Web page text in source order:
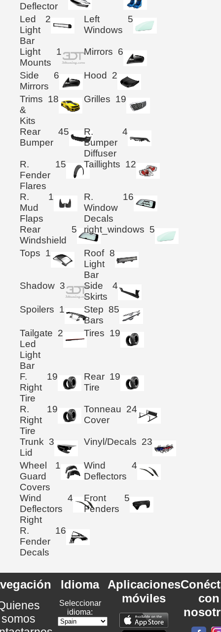
Deflector
Led
Light
Bar
2
Left
Windows
5
Light
Mounts
1 Mirrors 6
Side
Mirrors
6 Hood 2
Trims
&
Kits
18 Grilles 19
Rear
Bumper
45
R.
Bumper
Diffuser
4
R.
Fender
Flares
15 Taillights 12
R.
Mud
Flaps
1
R.
Window
Decals
16
Rear
Windshield
5 right_windows 5
Tops 1
Roof
Light
Bar
8
Shadow 3
Side
Skirts
4
Spoilers 1
Step
Bars
85
Tailgate
Led
Light
Bar
2 Tires 19
F.
Right
Tire
19
Rear
Tire
19
R.
Right
Tire
19
Tonneau
Cover
24
Trunk
Lid
3 Vinyl/Decals 23
Wheel
Guard
Covers
1
Wind
Deflectors
4
Wind
Deflectors
Right
4
Front
Fenders
5
R.
Fender
Decals
16
somos
Idioma
Seleccionar
idioma:
Aplicaciones
móviles
con